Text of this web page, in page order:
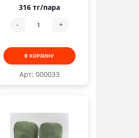
Арт: 000033
316 тг/пара
- +
В КОРЗИНУ